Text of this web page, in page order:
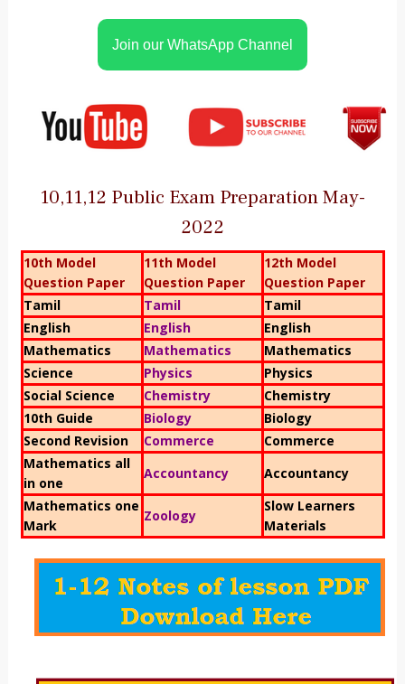
Join our WhatsApp Channel
10,11,12 Public Exam Preparation May-
2022
10th Model
Question Paper
11th Model
Question Paper
12th Model
Question Paper
Tamil
Tamil
Tamil
English
English
English
Mathematics
Mathematics
Mathematics
Science
Physics
Physics
Social Science
Chemistry
Chemistry
10th Guide
Biology
Biology
Second Revision
Commerce
Commerce
Mathematics all
in one
Accountancy
Accountancy
Mathematics one
Mark
Zoology
Slow Learners
Materials